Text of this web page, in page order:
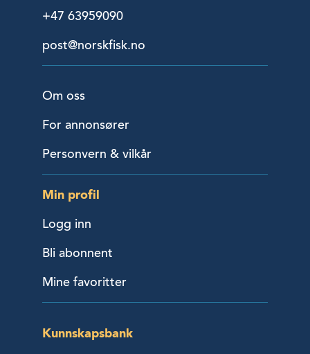
+47 63959090
post@norskfisk.no
Om oss
For annonsører
Personvern & vilkår
Min profil
Logg inn
Bli abonnent
Mine favoritter
Kunnskapsbank